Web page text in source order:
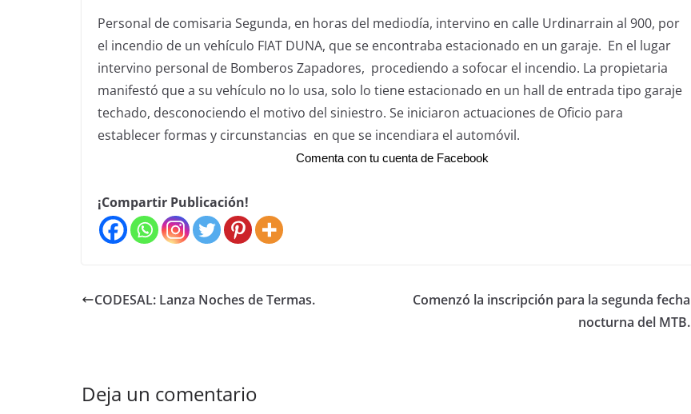
Personal de comisaria Segunda, en horas del mediodía, intervino en calle Urdinarrain al 900, por
el incendio de un vehículo FIAT DUNA, que se encontraba estacionado en un garaje. En el lugar
intervino personal de Bomberos Zapadores, procediendo a sofocar el incendio. La propietaria
manifestó que a su vehículo no lo usa, solo lo tiene estacionado en un hall de entrada tipo garaje
techado, desconociendo el motivo del siniestro. Se iniciaron actuaciones de Oficio para
establecer formas y circunstancias en que se incendiara el automóvil.
Comenta con tu cuenta de Facebook
¡Compartir Publicación!
CODESAL: Lanza Noches de Termas.
Comenzó la inscripción para la segunda fecha
nocturna del MTB.
Deja un comentario